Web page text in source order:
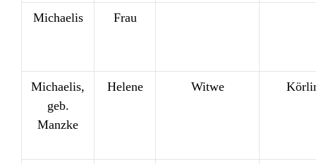
Michaelis Frau
Michaelis,
geb.
Manzke
Helene Witwe